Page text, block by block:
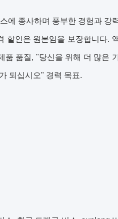
에 종사하며 풍부한 경험과 강
할인은 원본임을 보장합니다.
품질, "당신을 위해 더 많은
되십시오" 경력 목표.